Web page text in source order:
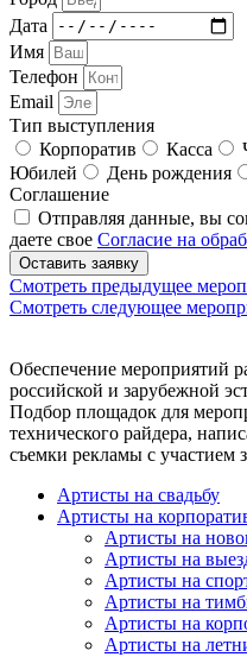
Дата
Имя
Телефон
Email
Тип выступления
Корпоратив
Касса
Юбилей
День рождения
Соглашение
Отправляя данные, вы
даете свое Согласие на
Оставить заявку
Смотреть предыдущее
Смотреть следующее
Обеспечение мероприятий
российской и зарубежной
Подбор площадок для
технического райдера,
съемки рекламы с участием
Артисты на свадьбу
Артисты на
Артисты на
Артисты на
Артисты на
Артисты на
Артисты на
Артисты на